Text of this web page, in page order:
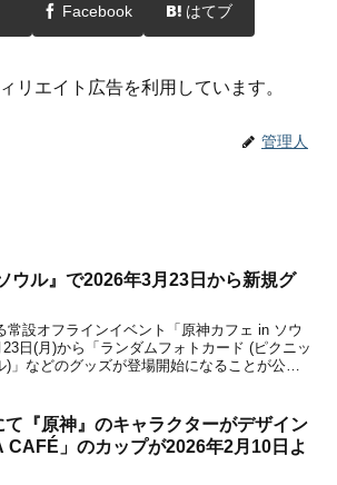
Facebook はてブ
リエイト広告を利用しています。
管理人
ウル』で2026年3月23日から新規グ
常設オフラインイベント「原神カフェ in ソウ
日(月)から「ランダムフォトカード (ピクニッ
」などのグッズが登場開始になることが公式
て『原神』のキャラクターがデザイン
CAFÉ」のカップが2026年2月10日よ